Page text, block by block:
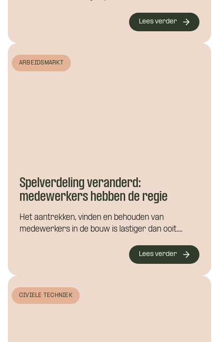
Lees verder
ARBEIDSMARKT
Spelverdeling veranderd:
medewerkers hebben de regie
Het aantrekken, vinden en behouden van
medewerkers in de bouw is lastiger dan ooit....
Lees verder
CIVIELE TECHNIEK